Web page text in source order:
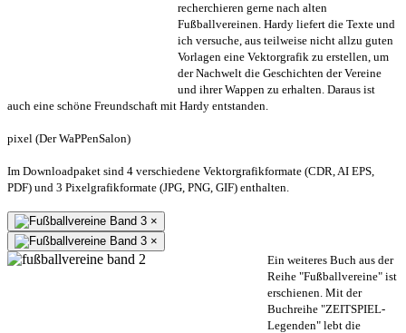
recherchieren gerne nach alten
Fußballvereinen. Hardy liefert die Texte und
ich versuche, aus teilweise nicht allzu guten
Vorlagen eine Vektorgrafik zu erstellen, um
der Nachwelt die Geschichten der Vereine
und ihrer Wappen zu erhalten. Daraus ist
auch eine schöne Freundschaft mit Hardy entstanden.
pixel (Der WaPPenSalon)
Im Downloadpaket sind 4 verschiedene Vektorgrafikformate (CDR, AI EPS,
PDF) und 3 Pixelgrafikformate (JPG, PNG, GIF) enthalten.
×
×
Ein weiteres Buch aus der
Reihe "Fußballvereine" ist
erschienen. Mit der
Buchreihe "ZEITSPIEL-
Legenden" lebt die